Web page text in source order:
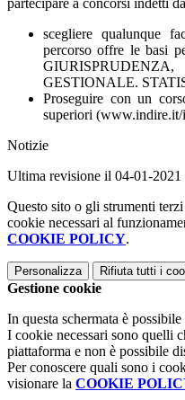
partecipare a concorsi indetti
scegliere qualunque
percorso offre le basi
GESTIONALE.
Proseguire con un
superiori (www.indire.it/
Notizie
Ultima revisione il 04-01-2021
Questo sito o gli strumenti
cookie necessari al
COOKIE POLICY.
Personalizza Rifiuta tutti i
Gestione cookie
In questa schermata è
I cookie necessari sono quelli
piattaforma e non è possibile
Per conoscere quali sono i
visionare la COOKIE